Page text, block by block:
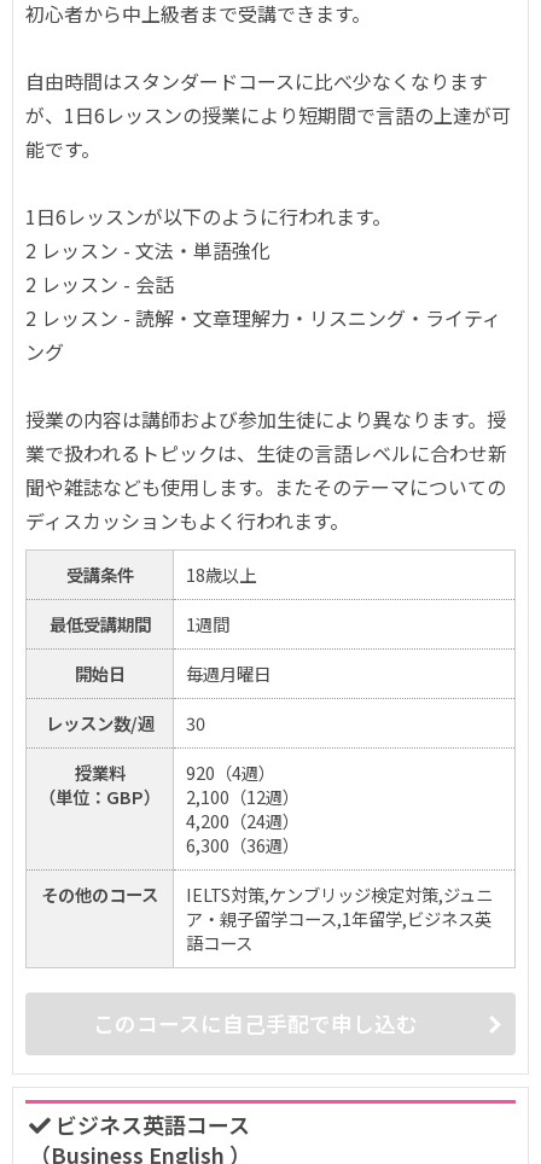
初心者から中上級者まで受講できます。
自由時間はスタンダードコースに比べ少なくなります
が、1日6レッスンの授業により短期間で言語の上達が可
能です。
1日6レッスンが以下のように行われます。
2 レッスン - 文法・単語強化
2 レッスン - 会話
2 レッスン - 読解・文章理解力・リスニング・ライティ
ング
授業の内容は講師および参加生徒により異なります。授
業で扱われるトピックは、生徒の言語レベルに合わせ新
聞や雑誌なども使用します。またそのテーマについての
ディスカッションもよく行われます。
受講条件
18歳以上
最低受講期間
1週間
開始日
毎週月曜日
レッスン数/週
30
授業料
（単位：GBP）
920（4週）
2,100（12週）
4,200（24週）
6,300（36週）
その他のコース
IELTS対策,ケンブリッジ検定対策,ジュニ
ア・親子留学コース,1年留学,ビジネス英
語コース
このコースに自己手配で申し込む
ビジネス英語コース
（Business English ）